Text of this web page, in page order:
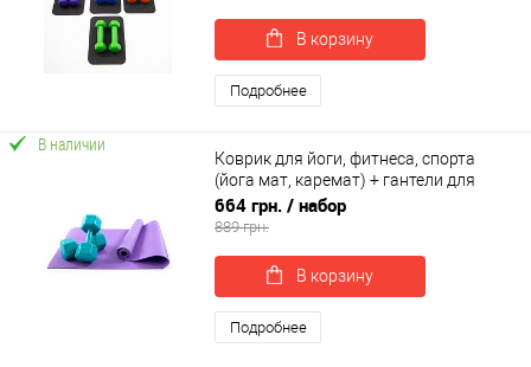
В корзину
Подробнее
В наличии
Коврик для йоги, фитнеса, спорта
(йога мат, каремат) + гантели для
фитнеса 2шт по 4кг OSPORT Set 84 (n-
0114)
664 грн. / набор
889 грн.
В корзину
Подробнее